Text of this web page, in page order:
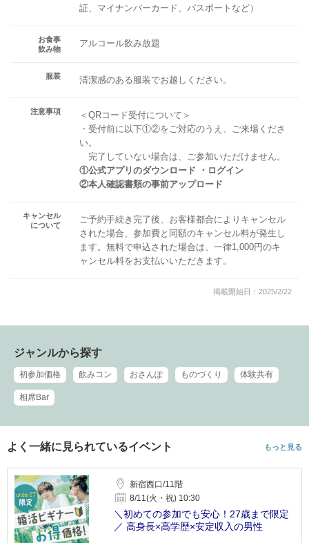
証、マイナンバーカード、パスポートなど）
お食事
飲み物
アルコール飲み放題
服装 清潔感のある服装でお越しください。
注意事項
＜QRコード受付について＞
・受付前に以下①②をご対応のうえ、ご来場くださ
い。
完了していない場合は、ご参加いただけません。
①公式アプリのダウンロード ・ログイン
②本人確認書類の事前アップロード
キャンセル
について
ご予約手続き完了後、お客様都合によりキャンセル
された場合、参加費と同額のキャンセル料が発生し
ます。無料で申込された場合は、一律1,000円のキ
ャンセル料をお支払いいただきます。
掲載開始日：2025/2/22
ジャンルから探す
初参加価格 飲みコン おさんぽ ものづくり 体験共有
相席Bar
よく一緒に見られているイベント もっと見る
新宿西口/11階
8/11(火・祝) 10:30
＼初めての参加でも安心！27歳まで限定
／ 高身長×高学歴×安定収入の男性